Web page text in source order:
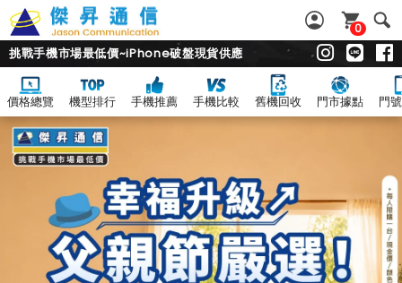
0
挑戰手機市場最低價~iPhone破盤現貨供應
價格總覽 機型排行 手機推薦 手機比較 舊機回收 門市據點 門